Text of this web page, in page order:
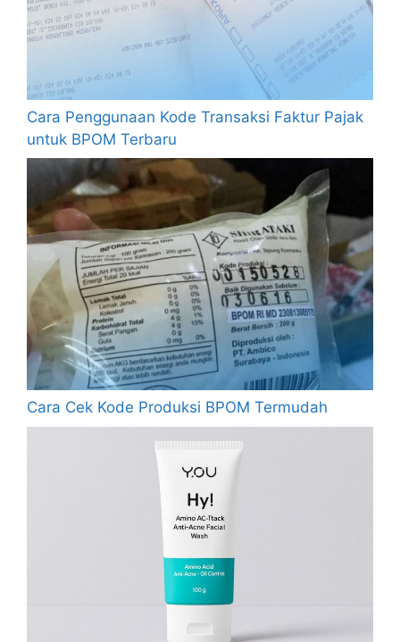
Cara Penggunaan Kode Transaksi Faktur Pajak
untuk BPOM Terbaru
Cara Cek Kode Produksi BPOM Termudah